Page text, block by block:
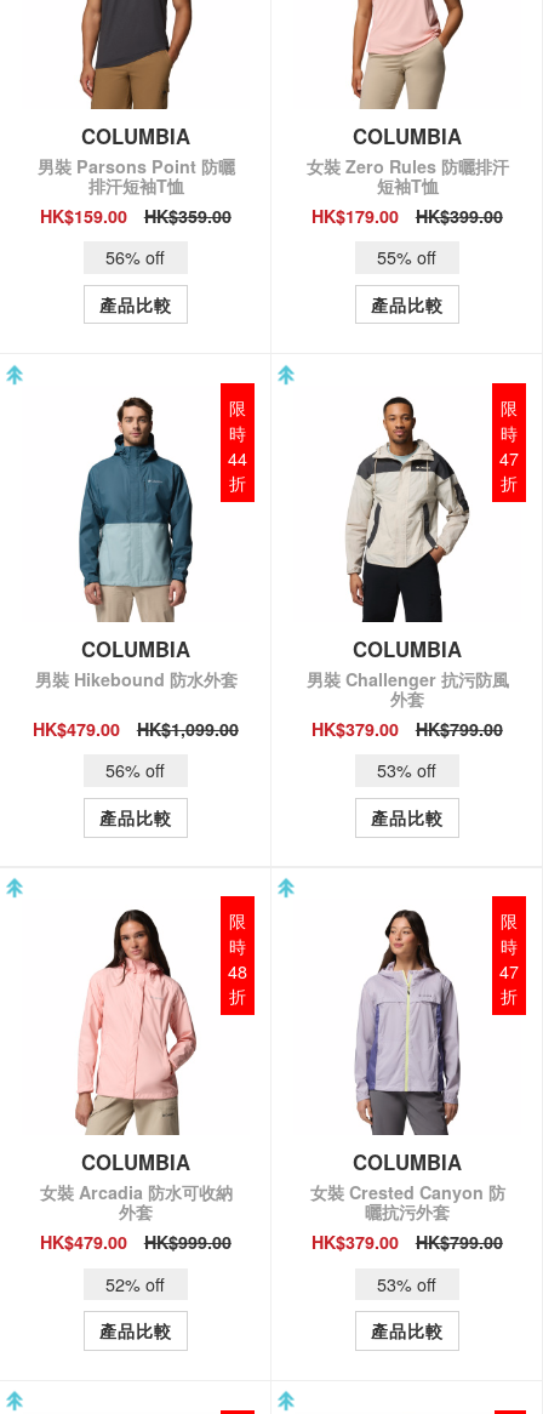
QUICK VIEW
COLUMBIA
男裝 Parsons Point 防曬
排汗短袖T恤
HK$159.00
HK$359.00
56% off
產品比較
QUICK VIEW
COLUMBIA
女裝 Zero Rules 防曬排汗
短袖T恤
HK$179.00
HK$399.00
55% off
產品比較
QUICK VIEW
COLUMBIA
男裝 Hikebound 防水外套
HK$479.00
HK$1,099.00
56% off
產品比較
限
時
44
折
QUICK VIEW
COLUMBIA
男裝 Challenger 抗污防風
外套
HK$379.00
HK$799.00
53% off
產品比較
限
時
47
折
QUICK VIEW
COLUMBIA
女裝 Arcadia 防水可收納
外套
HK$479.00
HK$999.00
52% off
產品比較
限
時
48
折
QUICK VIEW
COLUMBIA
女裝 Crested Canyon 防
曬抗污外套
HK$379.00
HK$799.00
53% off
產品比較
限
時
47
折